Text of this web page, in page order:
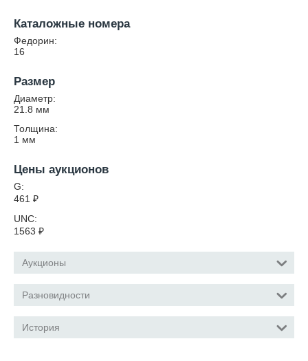
Каталожные номера
Федорин:
16
Размер
Диаметр:
21.8 мм
Толщина:
1 мм
Цены аукционов
G:
461 ₽
UNC:
1563 ₽
Аукционы
Разновидности
История